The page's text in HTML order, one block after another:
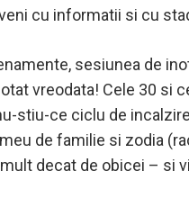
cu informatii si cu
sesiunea de
vreodata! Cele 30 si
stiu-ce ciclu de
de familie si zodia
decat de obicei – si